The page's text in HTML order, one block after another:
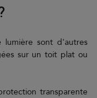
lumière sont d'autres
sur un toit plat ou
transparente